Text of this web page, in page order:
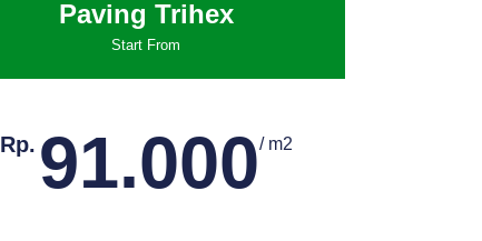
Paving Trihex
Start From
Rp. 91.000/ m2